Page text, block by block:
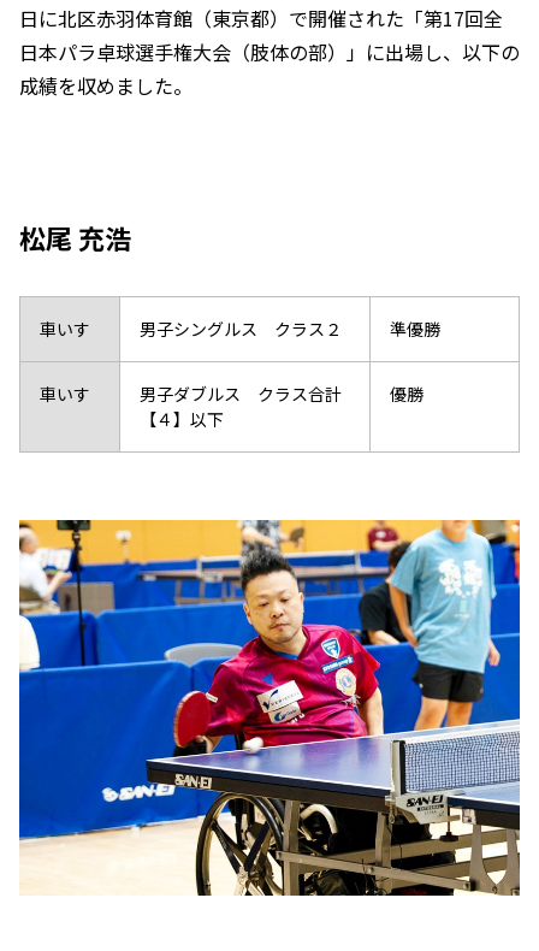
日に北区赤羽体育館（東京都）で開催された「第17回全
日本パラ卓球選手権大会（肢体の部）」に出場し、以下の
成績を収めました。
松尾 充浩
車いす 男子シングルス クラス２ 準優勝
車いす
男子ダブルス クラス合計
【４】以下
優勝